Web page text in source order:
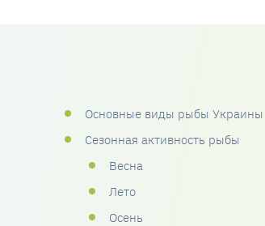
Основные виды рыбы Украины
Сезонная активность рыбы
Весна
Лето
Осень